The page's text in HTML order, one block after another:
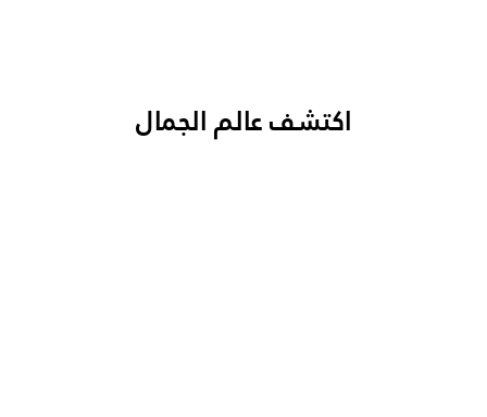
اكتشف عالم الجمال